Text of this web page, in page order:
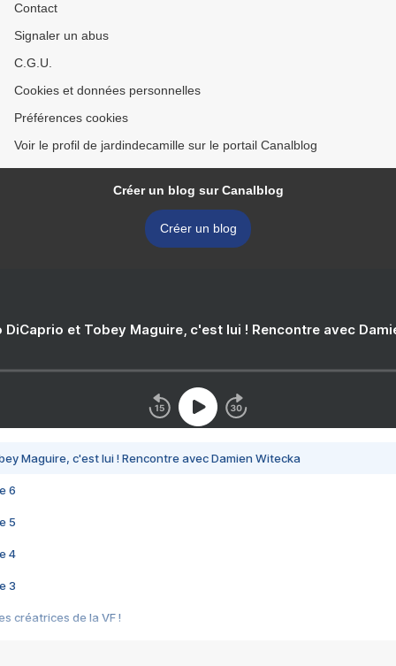
Contact
Signaler un abus
C.G.U.
Cookies et données personnelles
Préférences cookies
Voir le profil de jardindecamille sur le portail Canalblog
Créer un blog sur Canalblog
Créer un blog
DiCaprio et Tobey Maguire, c'est lui ! Rencontre avec
Maguire, c'est lui ! Rencontre avec Damien Witecka
6
5
4
3
créatrices de la VF !